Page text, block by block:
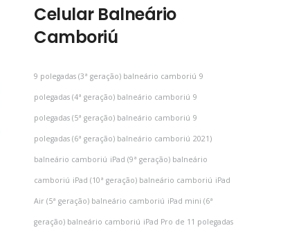
Celular Balneário
Camboriú
9 polegadas (3ª geração) balneário camboriú 9
polegadas (4ª geração) balneário camboriú 9
polegadas (5ª geração) balneário camboriú 9
polegadas (6ª geração) balneário camboriú 2021)
balneário camboriú iPad (9ª geração) balneário
camboriú iPad (10ª geração) balneário camboriú iPad
Air (5ª geração) balneário camboriú iPad mini (6ª
geração) balneário camboriú iPad Pro de 11 polegadas